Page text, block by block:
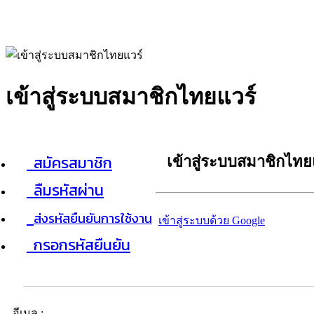
เข้าสู่ระบบสมาชิกไทยแวร์
สมัครสมาชิก
ลืมรหัสผ่าน
ส่งรหัสยืนยันการใช้งาน
กรอกรหัสยืนยัน
เข้าสู่ระบบสมาชิกไท
เข้าสู่ระบบด้วย Google